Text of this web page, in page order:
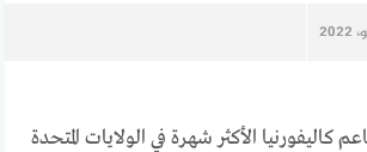
كاليفورنيا الأكثر شهرة في الولايات المتحدة